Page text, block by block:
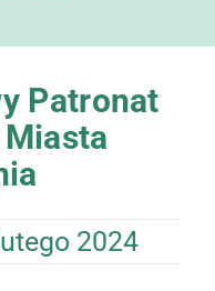
Patronat
2024